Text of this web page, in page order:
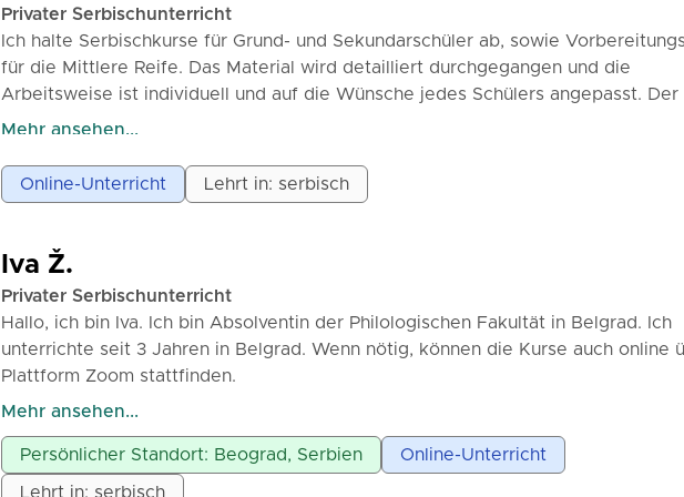
Privater Serbischunterricht
Ich halte Serbischkurse für Grund- und Sekundarschüler ab, sowie
für die Mittlere Reife. Das Material wird detailliert durchgegangen und die
Arbeitsweise ist individuell und auf die Wünsche jedes Schülers angepasst. Der
für eine 45-minütige Stunde beträgt 500 Dinar.
Mehr ansehen...
Online-Unterricht Lehrt in: serbisch
Iva Ž.
Privater Serbischunterricht
Hallo, ich bin Iva. Ich bin Absolventin der Philologischen Fakultät in Belgrad. Ich
unterrichte seit 3 Jahren in Belgrad. Wenn nötig, können die Kurse auch online
Plattform Zoom stattfinden.
Die Kurse in Grammatik und Literatur richten sich an Grund- und
Ich bin sehr geduldig und genieße die Arbeit mit Kindern.
Mehr ansehen...
Persönlicher Standort: Beograd, Serbien Online-Unterricht
Lehrt in: serbisch